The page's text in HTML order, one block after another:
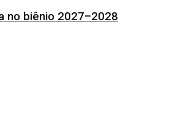
no biênio 2027–2028